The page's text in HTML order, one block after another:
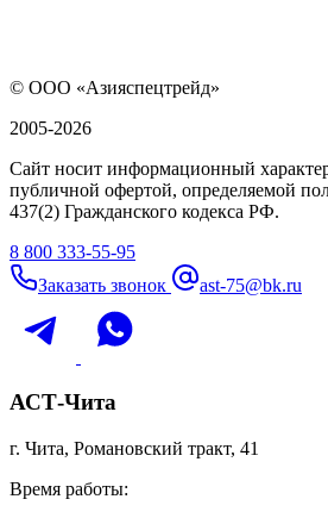
© ООО «Азияспецтрейд»
2005-2026
Сайт носит информационный
публичной офертой, определяемой
437(2) Гражданского кодекса РФ.
8 800 333-55-95
Заказать звонок
ast-75@bk.ru
АСТ-Чита
г. Чита, Романовский тракт, 41
Время работы: